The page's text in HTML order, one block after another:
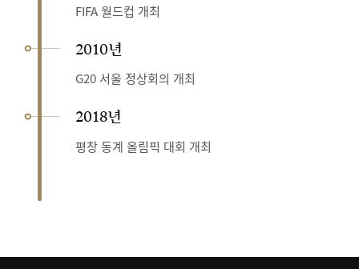
FIFA 월드컵 개최
2010년
G20 서울 정상회의 개최
2018년
평창 동계 올림픽 대회 개최